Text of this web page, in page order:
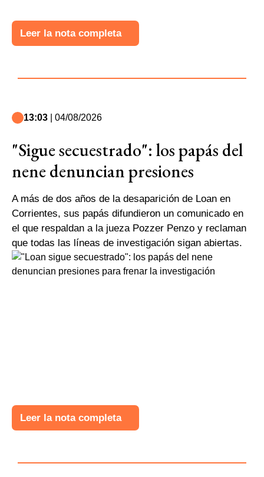
Leer la nota completa
13:03 | 04/08/2026
"Sigue secuestrado": los papás del
nene denuncian presiones
A más de dos años de la desaparición de Loan en
Corrientes, sus papás difundieron un comunicado en
el que respaldan a la jueza Pozzer Penzo y reclaman
que todas las líneas de investigación sigan abiertas.
Leer la nota completa